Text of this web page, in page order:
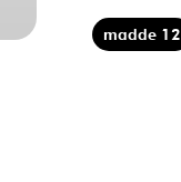
madde 12